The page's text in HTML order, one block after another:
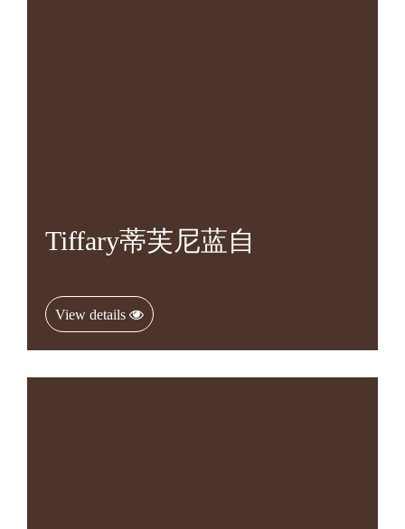
Tiffary蒂芙尼蓝自
View details